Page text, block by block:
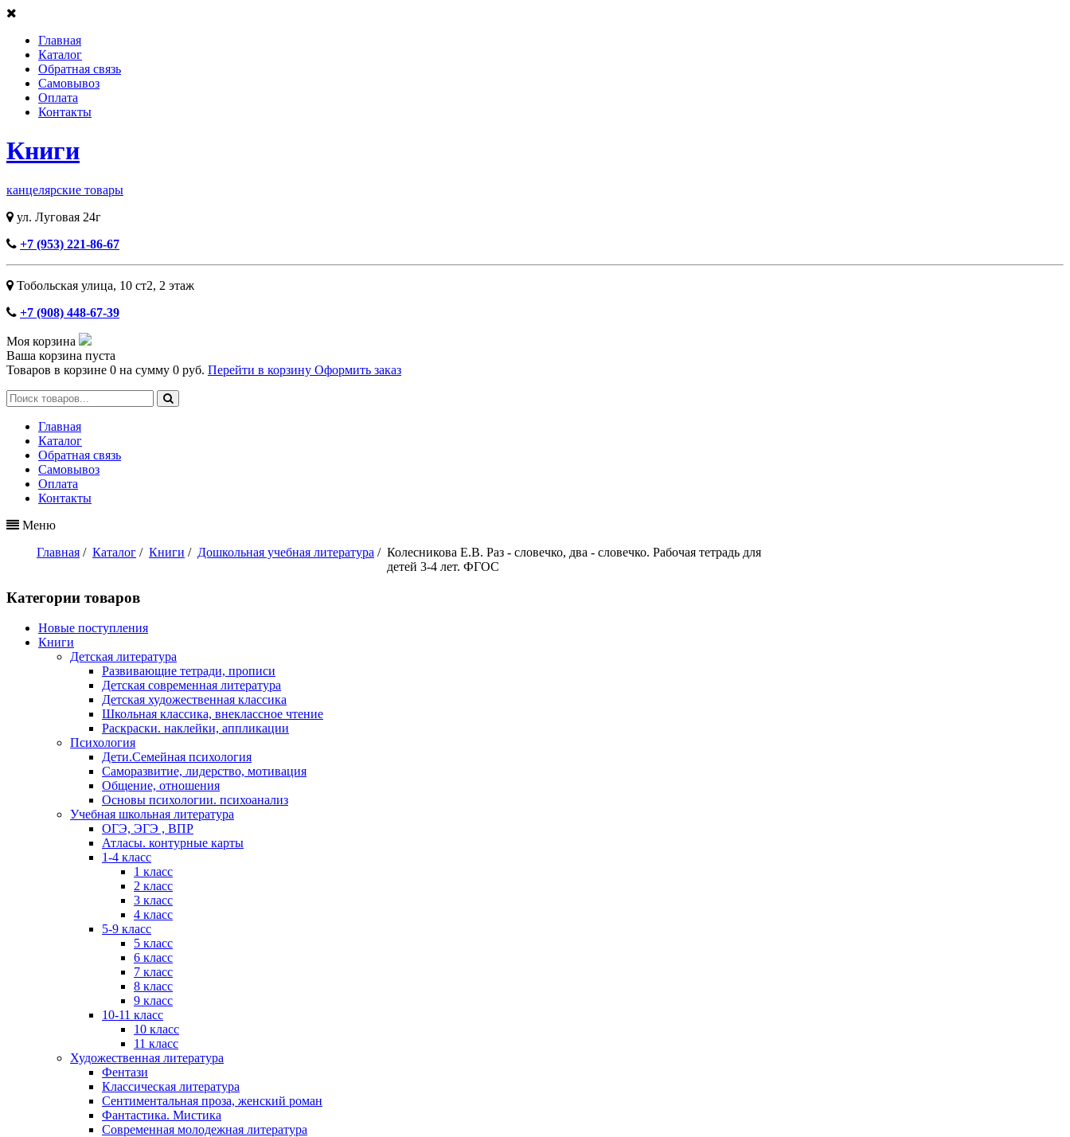
Главная
Каталог
Обратная связь
Самовывоз
Оплата
Контакты
Книги
канцелярские товары
ул. Луговая 24г
+7 (953) 221-86-67
Тобольская улица, 10 ст2, ​2 этаж
+7 (908) 448-67-39
Моя корзина
Ваша корзина пуста
Товаров в корзине 0 на сумму 0 руб. Перейти в корзину Оформить заказ
Главная
Каталог
Обратная связь
Самовывоз
Оплата
Контакты
Меню
Главная / Каталог / Книги / Дошкольная учебная литература / Колесникова Е.В. Раз - словечко, два - словечко. Рабочая тетрадь для
детей 3-4 лет. ФГОС
Категории товаров
Новые поступления
Книги
Детская литература
Развивающие тетради, прописи
Детская современная литература
Детская художественная классика
Школьная классика, внеклассное чтение
Раскраски. наклейки, аппликации
Психология
Дети.Семейная психология
Саморазвитие, лидерство, мотивация
Общение, отношения
Основы психологии. психоанализ
Учебная школьная литература
ОГЭ, ЭГЭ , ВПР
Атласы. контурные карты
1-4 класс
1 класс
2 класс
3 класс
4 класс
5-9 класс
5 класс
6 класс
7 класс
8 класс
9 класс
10-11 класс
10 класс
11 класс
Художественная литература
Фентази
Классическая литература
Сентиментальная проза, женский роман
Фантастика. Мистика
Современная молодежная литература